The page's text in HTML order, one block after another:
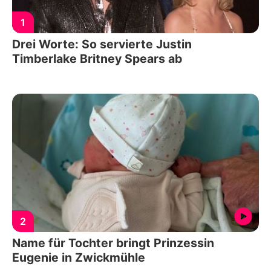
1
Drei Worte: So servierte Justin
Timberlake Britney Spears ab
2
Name für Tochter bringt Prinzessin
Eugenie in Zwickmühle